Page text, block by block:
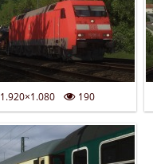
1.920×1.080 190